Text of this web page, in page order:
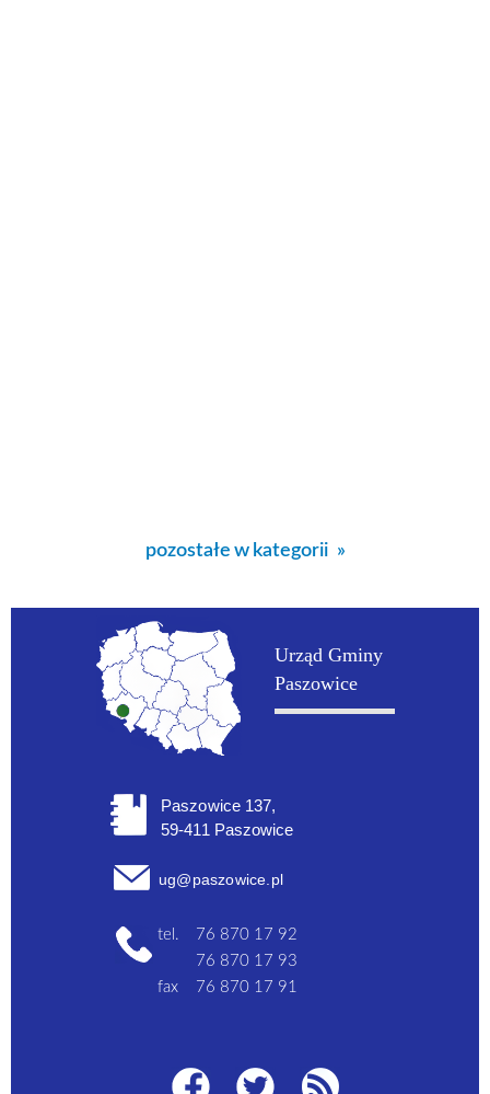
pozostałe w kategorii
Urząd Gminy
Paszowice
Paszowice 137,
59-411 Paszowice
ug@paszowice.pl
tel.
76 870 17 92
76 870 17 93
fax
76 870 17 91